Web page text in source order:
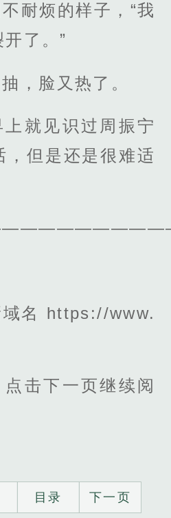
耐烦的样子，“我
了。”
，脸又热了。
上就见识过周振宁
，但是还是很难适
域名 https://www.
击下一页继续阅
目录 下一页